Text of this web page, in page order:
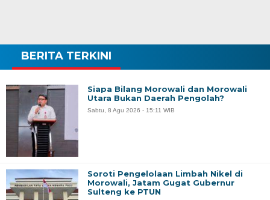
BERITA TERKINI
Siapa Bilang Morowali dan Morowali
Utara Bukan Daerah Pengolah?
Sabtu, 8 Agu 2026 - 15:11 WIB
Soroti Pengelolaan Limbah Nikel di
Morowali, Jatam Gugat Gubernur
Sulteng ke PTUN